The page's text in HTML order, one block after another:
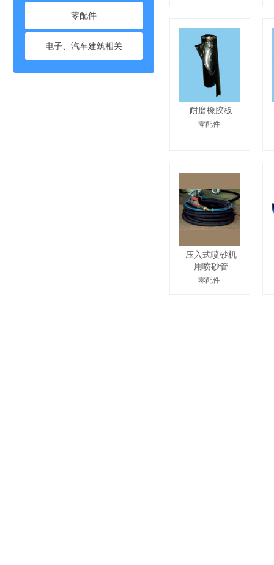
耐磨橡胶板
零配件
压入式喷砂机
用喷砂管
零配件
零配件
电子、汽车建筑相关